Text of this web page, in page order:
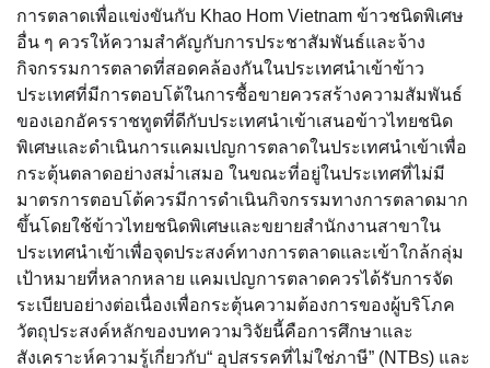
การตลาดเพื่อแข่งขันกับ Khao Hom Vietnam ข้าวชนิดพิเศษ
อื่น ๆ ควรให้ความสำคัญกับการประชาสัมพันธ์และจ้าง
กิจกรรมการตลาดที่สอดคล้องกันในประเทศนำเข้าข้าว
ประเทศที่มีการตอบโต้ในการซื้อขายควรสร้างความสัมพันธ์
ของเอกอัครราชทูตที่ดีกับประเทศนำเข้าเสนอข้าวไทยชนิด
พิเศษและดำเนินการแคมเปญการตลาดในประเทศนำเข้าเพื่อ
กระตุ้นตลาดอย่างสม่ำเสมอ ในขณะที่อยู่ในประเทศที่ไม่มี
มาตรการตอบโต้ควรมีการดำเนินกิจกรรมทางการตลาดมาก
ขึ้นโดยใช้ข้าวไทยชนิดพิเศษและขยายสำนักงานสาขาใน
ประเทศนำเข้าเพื่อจุดประสงค์ทางการตลาดและเข้าใกล้กลุ่ม
เป้าหมายที่หลากหลาย แคมเปญการตลาดควรได้รับการจัด
ระเบียบอย่างต่อเนื่องเพื่อกระตุ้นความต้องการของผู้บริโภค
วัตถุประสงค์หลักของบทความวิจัยนี้คือการศึกษาและ
สังเคราะห์ความรู้เกี่ยวกับ“ อุปสรรคที่ไม่ใช่ภาษี” (NTBs) และ